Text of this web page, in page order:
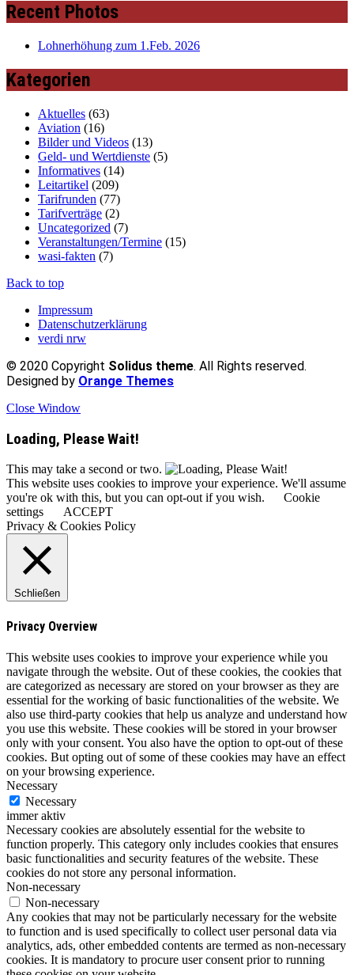
Recent Photos
Lohnerhöhung zum 1.Feb. 2026
Kategorien
Aktuelles (63)
Aviation (16)
Bilder und Videos (13)
Geld- und Wertdienste (5)
Informatives (14)
Leitartikel (209)
Tarifrunden (77)
Tarifverträge (2)
Uncategorized (7)
Veranstaltungen/Termine (15)
wasi-fakten (7)
Back to top
Impressum
Datenschutzerklärung
verdi nrw
© 2020 Copyright Solidus theme. All Rights reserved.
Designed by Orange Themes
Close Window
Loading, Please Wait!
This may take a second or two.
This website uses cookies to improve your experience. We'll assume
you're ok with this, but you can opt-out if you wish.
Cookie
settings
ACCEPT
Privacy & Cookies Policy
Schließen
Privacy Overview
This website uses cookies to improve your experience while you
navigate through the website. Out of these cookies, the cookies that
are categorized as necessary are stored on your browser as they are
essential for the working of basic functionalities of the website. We
also use third-party cookies that help us analyze and understand how
you use this website. These cookies will be stored in your browser
only with your consent. You also have the option to opt-out of these
cookies. But opting out of some of these cookies may have an effect
on your browsing experience.
Necessary
Necessary
immer aktiv
Necessary cookies are absolutely essential for the website to
function properly. This category only includes cookies that ensures
basic functionalities and security features of the website. These
cookies do not store any personal information.
Non-necessary
Non-necessary
Any cookies that may not be particularly necessary for the website
to function and is used specifically to collect user personal data via
analytics, ads, other embedded contents are termed as non-necessary
cookies. It is mandatory to procure user consent prior to running